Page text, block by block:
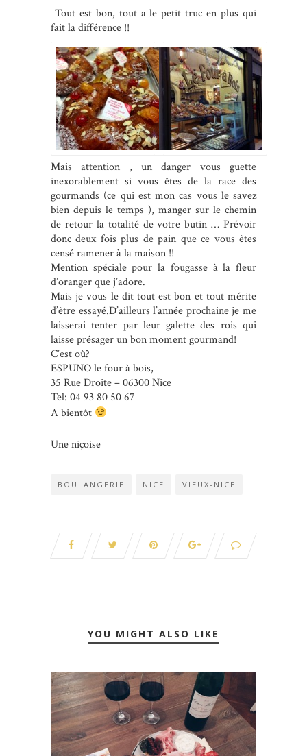
Tout est bon, tout a le petit truc en plus qui
fait la différence !!
Mais attention , un danger vous guette
inexorablement si vous êtes de la race des
gourmands (ce qui est mon cas vous le savez
bien depuis le temps ), manger sur le chemin
de retour la totalité de votre butin … Prévoir
donc deux fois plus de pain que ce vous êtes
censé ramener à la maison !!
Mention spéciale pour la fougasse à la fleur
d’oranger que j’adore.
Mais je vous le dit tout est bon et tout mérite
d’être essayé.D’ailleurs l’année prochaine je me
laisserai tenter par leur galette des rois qui
laisse présager un bon moment gourmand!
C’est où?
ESPUNO le four à bois,
35 Rue Droite – 06300 Nice
Tel: 04 93 80 50 67
A bientôt
Une niçoise
BOULANGERIE NICE VIEUX-NICE
YOU MIGHT ALSO LIKE